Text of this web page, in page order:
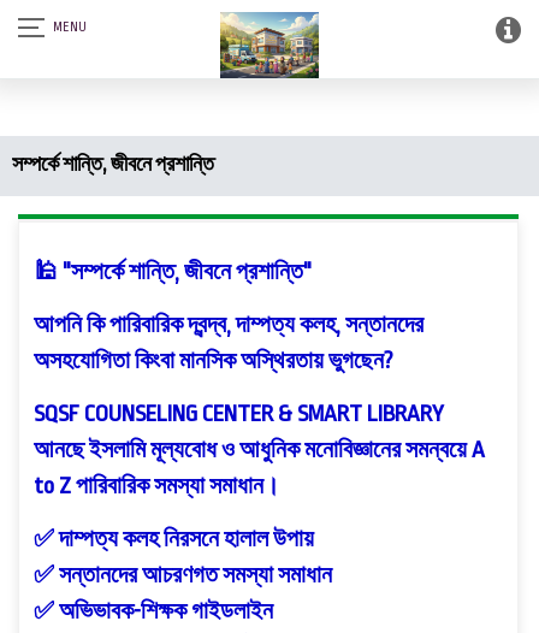
আস-সালামু আলাইকুম। SQSF-কাউন্সেলিং সেন্টার এন্ড স্মার্ট লাইব্রেরী (আত্নশুদ্ধির
সফটওয়্যার)।
সম্পর্কে শান্তি, জীবনে প্রশান্তি
🕌 "সম্পর্কে শান্তি, জীবনে প্রশান্তি"
আপনি কি পারিবারিক দ্বন্দ্ব, দাম্পত্য কলহ, সন্তানদের
অসহযোগিতা কিংবা মানসিক অস্থিরতায় ভুগছেন?
SQSF COUNSELING CENTER & SMART LIBRARY
আনছে ইসলামি মূল্যবোধ ও আধুনিক মনোবিজ্ঞানের সমন্বয়ে A
to Z পারিবারিক সমস্যা সমাধান।
✅ দাম্পত্য কলহ নিরসনে হালাল উপায়
✅ সন্তানদের আচরণগত সমস্যা সমাধান
✅ অভিভাবক-শিক্ষক গাইডলাইন